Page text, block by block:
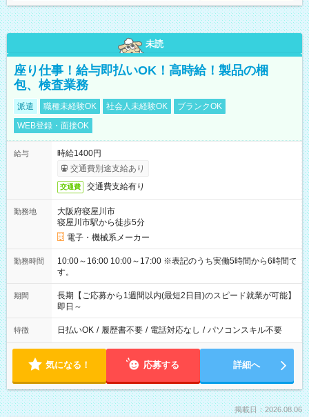
未読
座り仕事！給与即払いOK！高時給！製品の梱
包、検査業務
派遣 職種未経験OK 社会人未経験OK
ブランクOK
WEB登録・面接OK
給与
時給1400円
交通費別途支給あり
交通費 交通費支給有り
勤務地
大阪府寝屋川市
寝屋川市駅から徒歩5分
電子・機械系メーカー
勤務時間
10:00～16:00 10:00～17:00 ※表記のうち実働5時間から6時間で
す。
期間
長期【ご応募から1週間以内(最短2日目)のスピード就業が可能】
即日～
特徴 日払いOK / 履歴書不要 / 電話対応なし / パソコンスキル不要
気になる！ 応募する 詳細へ
掲載日：2026.08.06